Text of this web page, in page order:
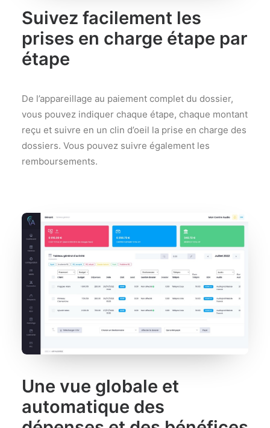
Suivez facilement les
prises en charge étape par
étape
De l’appareillage au paiement complet du dossier,
vous pouvez indiquer chaque étape, chaque montant
reçu et suivre en un clin d’oeil la prise en charge des
dossiers. Vous pouvez suivre également les
remboursements.
Une vue globale et
automatique des